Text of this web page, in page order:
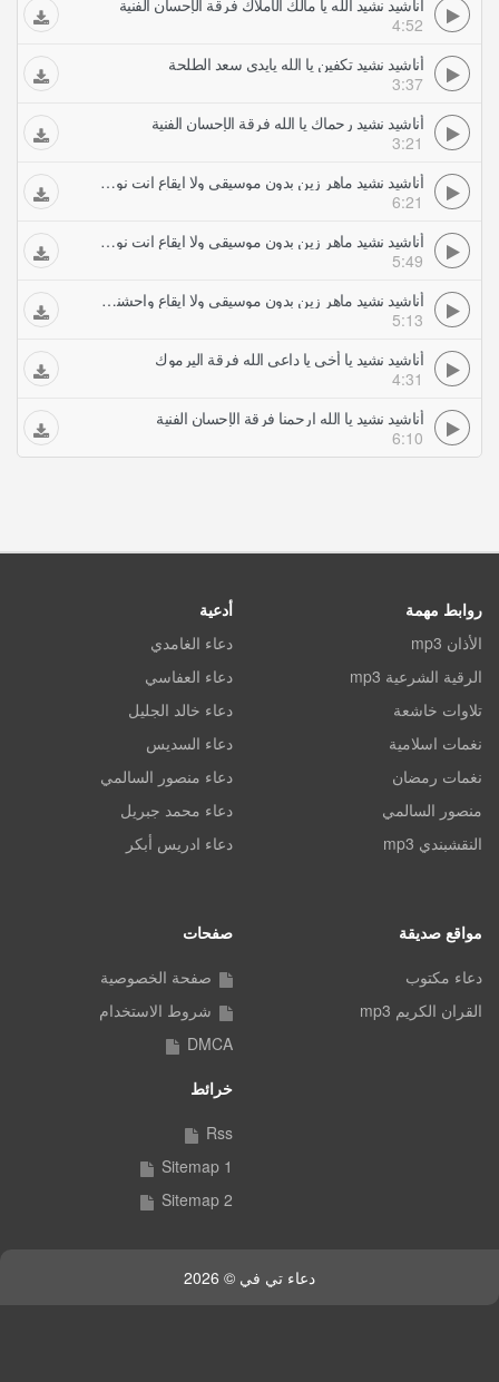
أناشيد نشيد الله يا مالك الأملاك فرقة الإحسان الفنية
4:52
أناشيد نشيد تكفين يا الله يايدي سعد الطلحة
3:37
أناشيد نشيد رحماك يا الله فرقة الإحسان الفنية
3:21
أناشيد نشيد ماهر زين بدون موسيقى ولا ايقاع انت نور الله يا نبي سلام عليك بالانجليزي
6:21
أناشيد نشيد ماهر زين بدون موسيقى ولا ايقاع انت نور الله يا نبي سلام عليك بالعربي
5:49
أناشيد نشيد ماهر زين بدون موسيقى ولا ايقاع واحشنا يا رسول الله
5:13
أناشيد نشيد يا أخي يا داعي الله فرقة اليرموك
4:31
أناشيد نشيد يا الله ارحمنا فرقة الإحسان الفنية
6:10
روابط مهمة
الأذان mp3
الرقية الشرعية mp3
تلاوات خاشعة
نغمات اسلامية
نغمات رمضان
منصور السالمي
النقشبندي mp3
أدعية
دعاء الغامدي
دعاء العفاسي
دعاء خالد الجليل
دعاء السديس
دعاء منصور السالمي
دعاء محمد جبريل
دعاء ادريس أبكر
مواقع صديقة
دعاء مكتوب
القران الكريم mp3
صفحات
صفحة الخصوصية
شروط الاستخدام
DMCA
خرائط
Rss
Sitemap 1
Sitemap 2
دعاء تي في © 2026